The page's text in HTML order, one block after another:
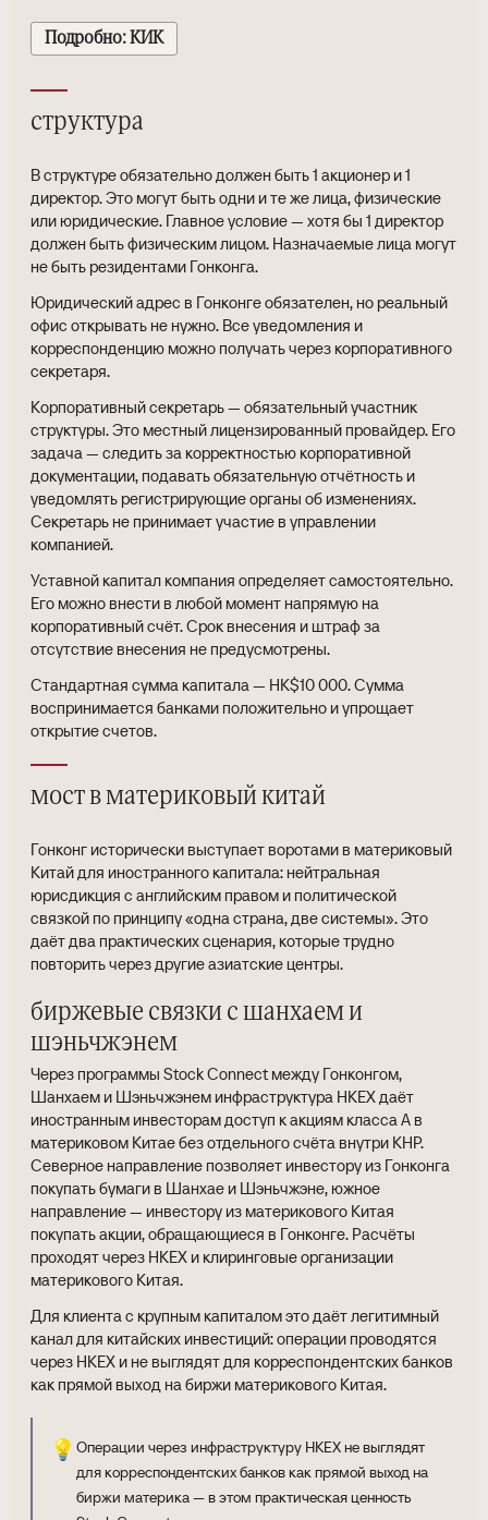
Подробно: КИК
структура
В структуре обязательно должен быть 1 акционер и 1
директор. Это могут быть одни и те же лица, физические
или юридические. Главное условие — хотя бы 1 директор
должен быть физическим лицом. Назначаемые лица могут
не быть резидентами Гонконга.
Юридический адрес в Гонконге обязателен, но реальный
офис открывать не нужно. Все уведомления и
корреспонденцию можно получать через корпоративного
секретаря.
Корпоративный секретарь — обязательный участник
структуры. Это местный лицензированный провайдер. Его
задача — следить за корректностью корпоративной
документации, подавать обязательную отчётность и
уведомлять регистрирующие органы об изменениях.
Секретарь не принимает участие в управлении
компанией.
Уставной капитал компания определяет самостоятельно.
Его можно внести в любой момент напрямую на
корпоративный счёт. Срок внесения и штраф за
отсутствие внесения не предусмотрены.
Стандартная сумма капитала — HK$10 000. Сумма
воспринимается банками положительно и упрощает
открытие счетов.
мост в материковый китай
Гонконг исторически выступает воротами в материковый
Китай для иностранного капитала: нейтральная
юрисдикция с английским правом и политической
связкой по принципу «одна страна, две системы». Это
даёт два практических сценария, которые трудно
повторить через другие азиатские центры.
биржевые связки с шанхаем и
шэньчжэнем
Через программы Stock Connect между Гонконгом,
Шанхаем и Шэньчжэнем инфраструктура HKEX даёт
иностранным инвесторам доступ к акциям класса A в
материковом Китае без отдельного счёта внутри КНР.
Северное направление позволяет инвестору из Гонконга
покупать бумаги в Шанхае и Шэньчжэне, южное
направление — инвестору из материкового Китая
покупать акции, обращающиеся в Гонконге. Расчёты
проходят через HKEX и клиринговые организации
материкового Китая.
Для клиента с крупным капиталом это даёт легитимный
канал для китайских инвестиций: операции проводятся
через HKEX и не выглядят для корреспондентских банков
как прямой выход на биржи материкового Китая.
💡 Операции через инфраструктуру HKEX не выглядят
для корреспондентских банков как прямой выход на
биржи материка — в этом практическая ценность